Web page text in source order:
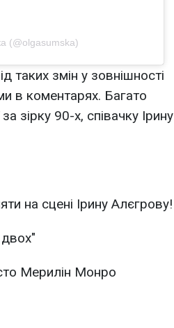
(@olgasumska)
таких змін у зовнішності
в коментарях. Багато
зірку 90-х, співачку Ірину
на сцені Ірину Алєгрову!
Мерилін Монро